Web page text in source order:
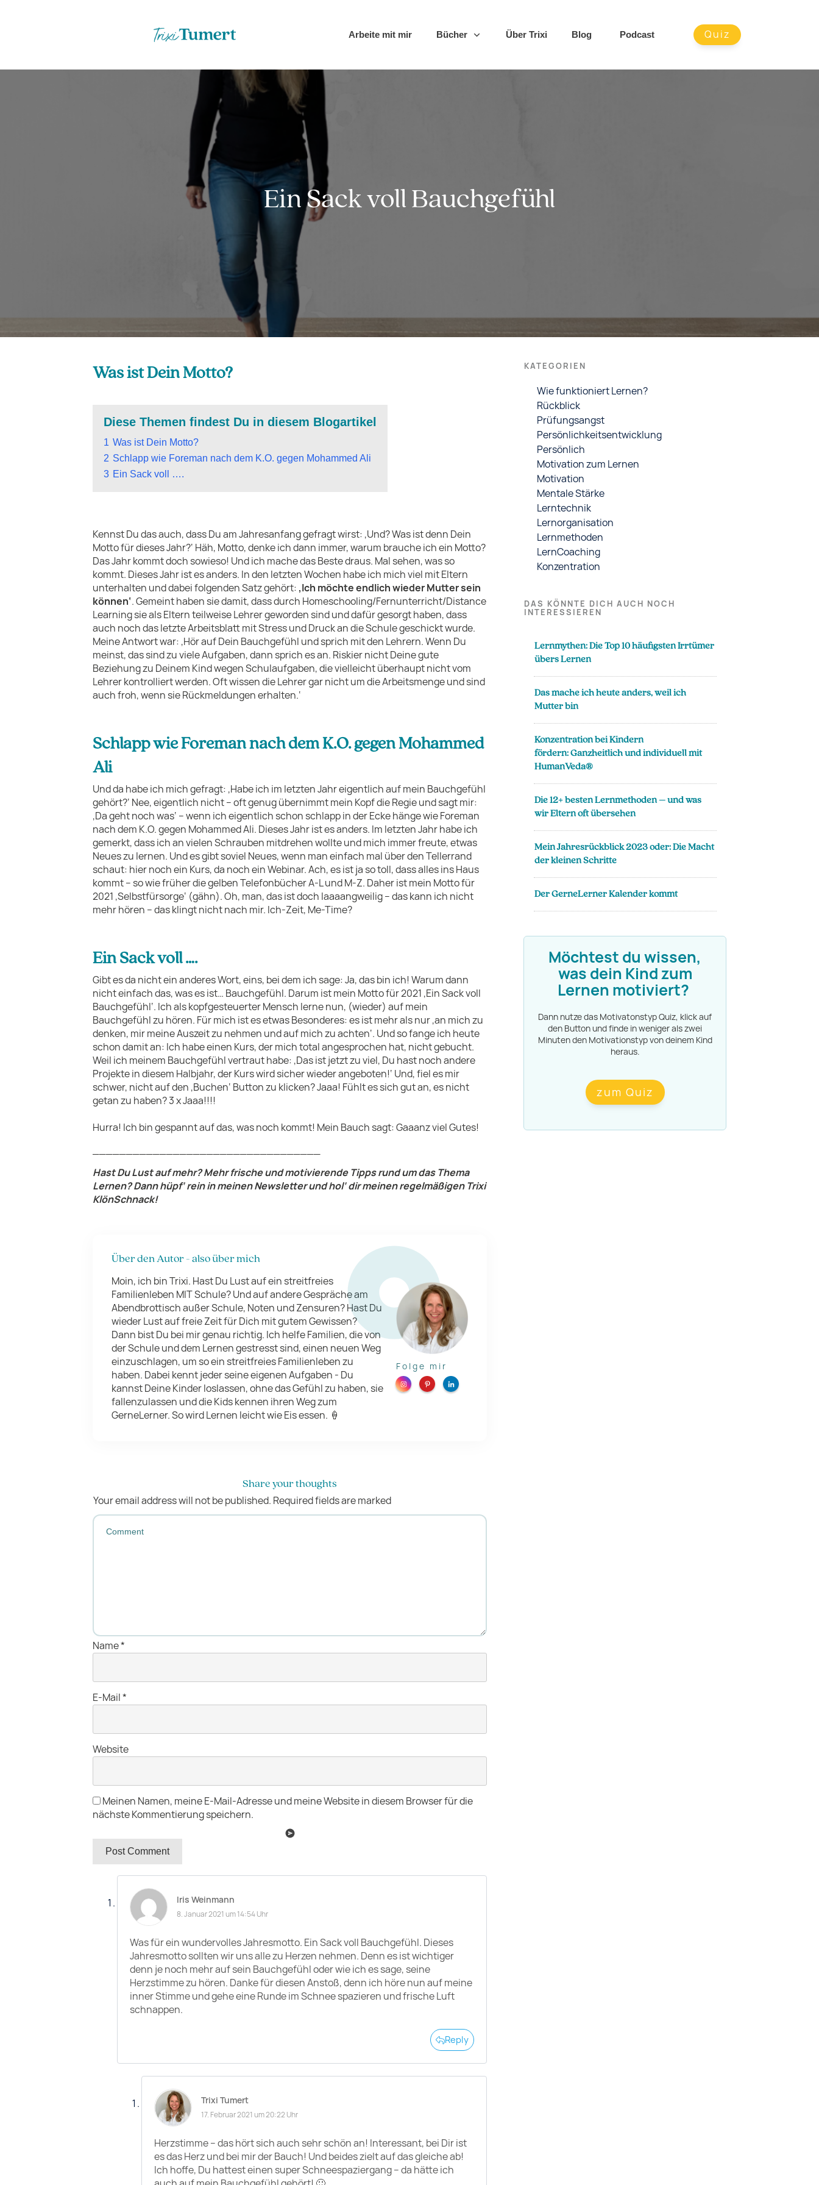
Arbeite mit mir Bücher Über Trixi Blog Podcast Quiz
Ein Sack voll Bauchgefühl
Was ist Dein Motto?
Diese Themen findest Du in diesem Blogartikel
1 Was ist Dein Motto?
2 Schlapp wie Foreman nach dem K.O. gegen Mohammed Ali
3 Ein Sack voll ….
Kennst Du das auch, dass Du am Jahresanfang gefragt wirst: ‚Und? Was ist denn Dein
Motto für dieses Jahr?‘ Häh, Motto, denke ich dann immer, warum brauche ich ein Motto?
Das Jahr kommt doch sowieso! Und ich mache das Beste draus. Mal sehen, was so
kommt. Dieses Jahr ist es anders. In den letzten Wochen habe ich mich viel mit Eltern
unterhalten und dabei folgenden Satz gehört: ‚Ich möchte endlich wieder Mutter sein
können‘. Gemeint haben sie damit, dass durch Homeschooling/Fernunterricht/Distance
Learning sie als Eltern teilweise Lehrer geworden sind und dafür gesorgt haben, dass
auch noch das letzte Arbeitsblatt mit Stress und Druck an die Schule geschickt wurde.
Meine Antwort war: ‚Hör auf Dein Bauchgefühl und sprich mit den Lehrern. Wenn Du
meinst, das sind zu viele Aufgaben, dann sprich es an. Riskier nicht Deine gute
Beziehung zu Deinem Kind wegen Schulaufgaben, die vielleicht überhaupt nicht vom
Lehrer kontrolliert werden. Oft wissen die Lehrer gar nicht um die Arbeitsmenge und sind
auch froh, wenn sie Rückmeldungen erhalten.‘
Schlapp wie Foreman nach dem K.O. gegen Mohammed
Ali
Und da habe ich mich gefragt: ‚Habe ich im letzten Jahr eigentlich auf mein Bauchgefühl
gehört?‘ Nee, eigentlich nicht – oft genug übernimmt mein Kopf die Regie und sagt mir:
‚Da geht noch was‘ – wenn ich eigentlich schon schlapp in der Ecke hänge wie Foreman
nach dem K.O. gegen Mohammed Ali. Dieses Jahr ist es anders. Im letzten Jahr habe ich
gemerkt, dass ich an vielen Schrauben mitdrehen wollte und mich immer freute, etwas
Neues zu lernen. Und es gibt soviel Neues, wenn man einfach mal über den Tellerrand
schaut: hier noch ein Kurs, da noch ein Webinar. Ach, es ist ja so toll, dass alles ins Haus
kommt – so wie früher die gelben Telefonbücher A-L und M-Z. Daher ist mein Motto für
2021 ‚Selbstfürsorge‘ (gähn). Oh, man, das ist doch laaaangweilig – das kann ich nicht
mehr hören – das klingt nicht nach mir. Ich-Zeit, Me-Time?
Ein Sack voll ….
Gibt es da nicht ein anderes Wort, eins, bei dem ich sage: Ja, das bin ich! Warum dann
nicht einfach das, was es ist… Bauchgefühl. Darum ist mein Motto für 2021 ‚Ein Sack voll
Bauchgefühl‘. Ich als kopfgesteuerter Mensch lerne nun, (wieder) auf mein
Bauchgefühl zu hören. Für mich ist es etwas Besonderes: es ist mehr als nur ‚an mich zu
denken, mir meine Auszeit zu nehmen und auf mich zu achten‘. Und so fange ich heute
schon damit an: Ich habe einen Kurs, der mich total angesprochen hat, nicht gebucht.
Weil ich meinem Bauchgefühl vertraut habe: ‚Das ist jetzt zu viel, Du hast noch andere
Projekte in diesem Halbjahr, der Kurs wird sicher wieder angeboten!‘ Und, fiel es mir
schwer, nicht auf den ‚Buchen‘ Button zu klicken? Jaaa! Fühlt es sich gut an, es nicht
getan zu haben? 3 x Jaaa!!!!
Hurra! Ich bin gespannt auf das, was noch kommt! Mein Bauch sagt: Gaaanz viel Gutes!
Hast Du Lust auf mehr? Mehr frische und motivierende Tipps rund um das Thema
Lernen? Dann hüpf‘ rein in meinen Newsletter und hol‘ dir meinen regelmäßigen Trixi
KlönSchnack!
Über den Autor - also über mich
Moin, ich bin Trixi. Hast Du Lust auf ein streitfreies
Familienleben MIT Schule? Und auf andere Gespräche am
Abendbrottisch außer Schule, Noten und Zensuren? Hast Du
wieder Lust auf freie Zeit für Dich mit gutem Gewissen?
Dann bist Du bei mir genau richtig. Ich helfe Familien, die von
der Schule und dem Lernen gestresst sind, einen neuen Weg
einzuschlagen, um so ein streitfreies Familienleben zu
haben. Dabei kennt jeder seine eigenen Aufgaben - Du
kannst Deine Kinder loslassen, ohne das Gefühl zu haben, sie
fallenzulassen und die Kids kennen ihren Weg zum
GerneLerner. So wird Lernen leicht wie Eis essen. 🍦
Folge mir
Share your thoughts
Your email address will not be published. Required fields are marked
Name*
E-Mail*
Website
Meinen Namen, meine E-Mail-Adresse und meine Website in diesem Browser für die
nächste Kommentierung speichern.
Post Comment
Iris Weinmann
8. Januar 2021 um 14:54 Uhr
Was für ein wundervolles Jahresmotto. Ein Sack voll Bauchgefühl. Dieses
Jahresmotto sollten wir uns alle zu Herzen nehmen. Denn es ist wichtiger
denn je noch mehr auf sein Bauchgefühl oder wie ich es sage, seine
Herzstimme zu hören. Danke für diesen Anstoß, denn ich höre nun auf meine
inner Stimme und gehe eine Runde im Schnee spazieren und frische Luft
schnappen.
Reply
Trixi Tumert
17. Februar 2021 um 20:22 Uhr
Herzstimme – das hört sich auch sehr schön an! Interessant, bei Dir ist
es das Herz und bei mir der Bauch! Und beides zielt auf das gleiche ab!
Ich hoffe, Du hattest einen super Schneespaziergang – da hätte ich
KATEGORIEN
Wie funktioniert Lernen?
Rückblick
Prüfungsangst
Persönlichkeitsentwicklung
Persönlich
Motivation zum Lernen
Motivation
Mentale Stärke
Lerntechnik
Lernorganisation
Lernmethoden
LernCoaching
Konzentration
DAS KÖNNTE DICH AUCH NOCH
INTERESSIEREN
Lernmythen: Die Top 10 häufigsten Irrtümer
übers Lernen
Das mache ich heute anders, weil ich
Mutter bin
Konzentration bei Kindern
fördern: Ganzheitlich und individuell mit
HumanVeda®
Die 12+ besten Lernmethoden – und was
wir Eltern oft übersehen
Mein Jahresrückblick 2023 oder: Die Macht
der kleinen Schritte
Der GerneLerner Kalender kommt
Möchtest du wissen,
was dein Kind zum
Lernen motiviert?
Dann nutze das Motivatonstyp Quiz, klick auf
den Button und finde in weniger als zwei
Minuten den Motivationstyp von deinem Kind
heraus.
zum Quiz